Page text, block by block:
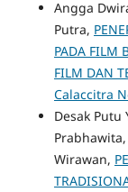
Angga
Putra,
PADA FILM
FILM DAN
Calaccitra
Desak Putu
Wirawan,